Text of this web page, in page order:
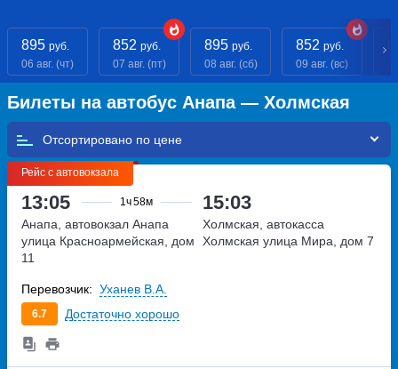
895 руб.
06 авг. (чт)
852 руб.
07 авг. (пт)
895 руб.
08 авг. (сб)
852 руб.
09 авг. (вс)
Билеты на автобус Анапа — Холмская
Отсортировано по
Рейс с автовокзала
13:05 1ч58м 15:03
Анапа, автовокзал Анапа
улица Красноармейская, дом
11
Холмская, автокасса
Холмская улица Мира, дом 7
6.7 Достаточно хорошо
Перевозчик: Уханев В.А.